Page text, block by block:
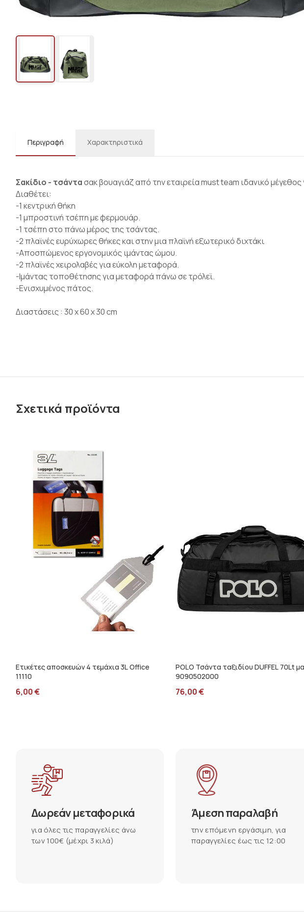
Περιγραφή Χαρακτηριστικά
Σακίδιο - τσάντασακ βουαγιάζ από την εταιρεία must team ιδανικό μέγεθος
Διαθέτει:
-1 κεντρική θήκη
-1 μπροστινή τσέπη με φερμουάρ.
-1 τσέπη στο πάνω μέρος της τσάντας.
-2 πλαϊνές ευρύχωρες θήκες και στην μια πλαϊνή εξωτερικό διχτάκι
-Αποσπώμενος εργονομικός ιμάντας ώμου.
-2 πλαϊνές χειρολαβές για εύκολη μεταφορά.
-Ιμάντας τοποθέτησης για μεταφορά πάνω σε τρόλεϊ.
-Ενισχυμένος πάτος.
Διαστάσεις : 30 x 60 x 30 cm
Σχετικά προϊόντα
Ετικέτες αποσκευών 4 τεμάχια 3L Office
11110
6,00€
POLO Τσάντα ταξιδίου DUFFEL 70Lt
9090502000
76,00€
Δωρεάν μεταφορικά
για όλες τις παραγγελίες άνω
των 100€ (μέχρι 3 κιλά)
Άμεση παραλαβή
την επόμενη εργάσιμη, για
παραγγελίες έως τις 12:00